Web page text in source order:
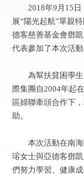
2018年9月15
展“陽光起航”單親
德客慈善基金會鄧
代表參加了本次活動
為幫扶貧困學
際集團自2004年起
區婦聯牽頭合作下
助。
本次活動在南
瑢女士與亞德客鄧
們努力學習、健康